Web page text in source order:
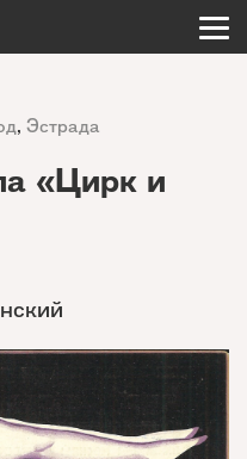
, Эстрада
«Цирк и